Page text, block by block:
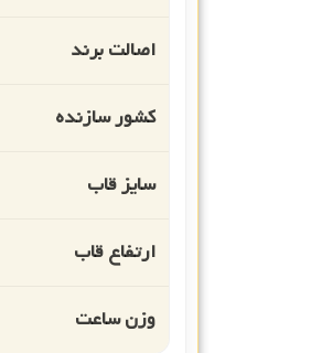
اصالت برند
کشور سازنده
سایز قاب
ارتفاع قاب
وزن ساعت